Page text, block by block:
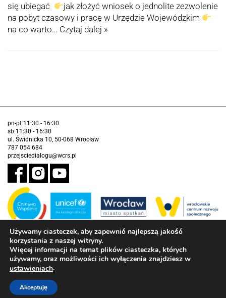
się ubiegać
jak złożyć wniosek o jednolite zezwolenie
na pobyt czasowy i pracę w Urzędzie Wojewódzkim
na co warto… Czytaj dalej »
pn-pt 11:30 - 16:30
sb 11:30 - 16:30
ul. Świdnicka 10, 50-068 Wrocław
787 054 684
przejsciedialogu@wcrs.pl
Zadanie realizowane ze środków Gminy Wrocław w partnerstwie z
Funduszem Narodów Zjednoczonych na Rzecz Dzieci (UNICEF)
Deklaracja dostępności
Używamy ciasteczek, aby zapewnić najlepszą jakość
korzystania z naszej witryny.
Więcej informacji na temat plików ciasteczka, których
używamy, oraz możliwości ich wyłączenia znajdziesz w
ustawieniach.
Akceptuję